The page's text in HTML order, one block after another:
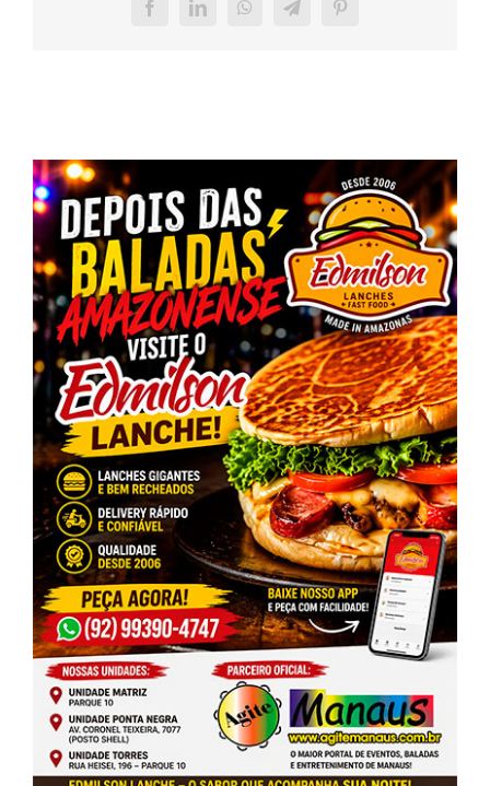
FacebookLinkedInWhatsAppTelegramPinterest